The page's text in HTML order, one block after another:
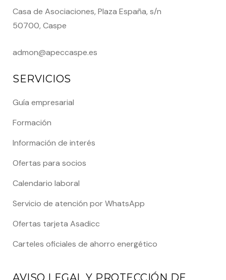
Casa de Asociaciones, Plaza España, s/n
50700, Caspe
admon@apeccaspe.es
SERVICIOS
Guía empresarial
Formación
Información de interés
Ofertas para socios
Calendario laboral
Servicio de atención por WhatsApp
Ofertas tarjeta Asadicc
Carteles oficiales de ahorro energético
AVISO LEGAL Y PROTECCIÓN DE